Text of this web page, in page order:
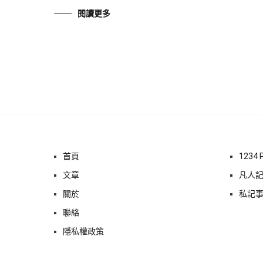
閱讀更多
首頁
文章
關於
聯絡
隱私權政策
1234
凡人
私記事